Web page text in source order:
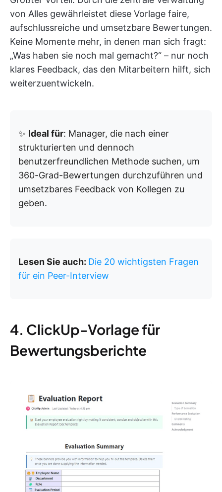
von Alles gewährleistet diese Vorlage faire,
aufschlussreiche und umsetzbare Bewertungen.
Keine Momente mehr, in denen man sich fragt:
„Was haben sie noch mal gemacht?“ – nur noch
klares Feedback, das den Mitarbeitern hilft, sich
weiterzuentwickeln.
✨ Ideal für: Manager, die nach einer
strukturierten und dennoch
benutzerfreundlichen Methode suchen, um
360-Grad-Bewertungen durchzuführen und
umsetzbares Feedback von Kollegen zu
geben.
Lesen Sie auch: Die 20 wichtigsten Fragen
für ein Peer-Interview
4. ClickUp-Vorlage für
Bewertungsberichte